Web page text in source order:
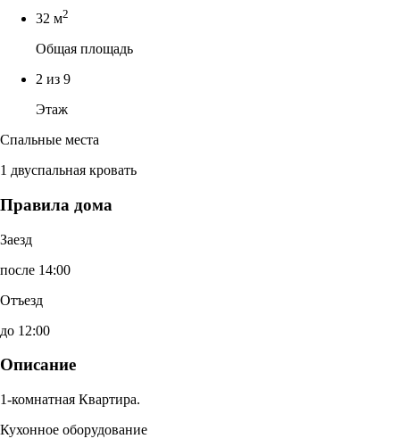
32 м2
Общая площадь
2 из 9
Этаж
Спальные места
1 двуспальная кровать
Правила дома
Заезд
после 14:00
Отъезд
до 12:00
Описание
1-комнатная Квартира.
Кухонное оборудование